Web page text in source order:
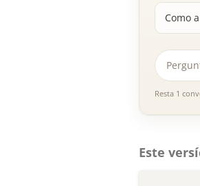
Como
Resta 1
Este